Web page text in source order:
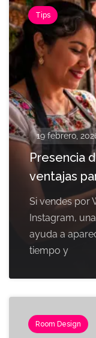
Tips
19 febrero,
Presencia
ventajas
Si vendes por
Instagram,
ayuda a
tiempo y
Room Design